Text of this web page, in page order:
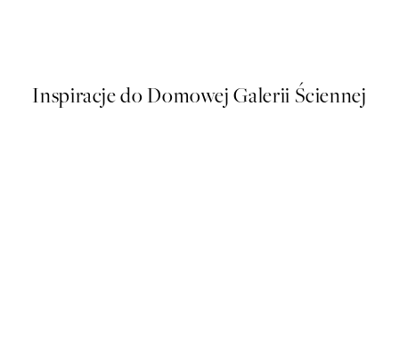
Inspiracje do Domowej Galerii Ściennej